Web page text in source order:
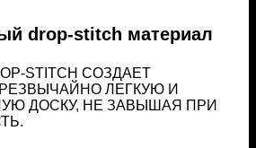
drop-stitch материал
STITCH СОЗДАЕТ
ЛЕГКУЮ И
ДОСКУ, НЕ ЗАВЫШАЯ ПРИ